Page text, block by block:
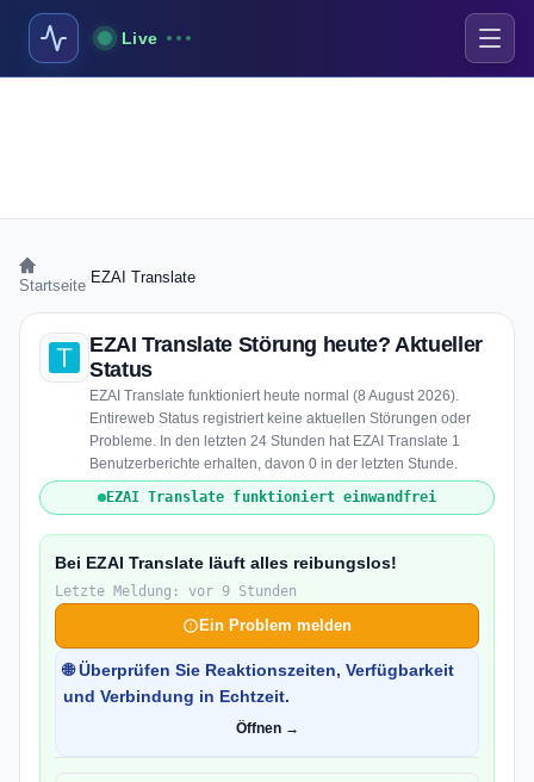
Live
Startseite EZAI Translate
EZAI Translate Störung heute? Aktueller
Status
EZAI Translate funktioniert heute normal (8 August 2026).
Entireweb Status registriert keine aktuellen Störungen oder
Probleme. In den letzten 24 Stunden hat EZAI Translate 1
Benutzerberichte erhalten, davon 0 in der letzten Stunde.
EZAI Translate funktioniert einwandfrei
Bei EZAI Translate läuft alles reibungslos!
Letzte Meldung: vor 9 Stunden
Ein Problem melden
🌐 Überprüfen Sie Reaktionszeiten, Verfügbarkeit
und Verbindung in Echtzeit.
Öffnen →